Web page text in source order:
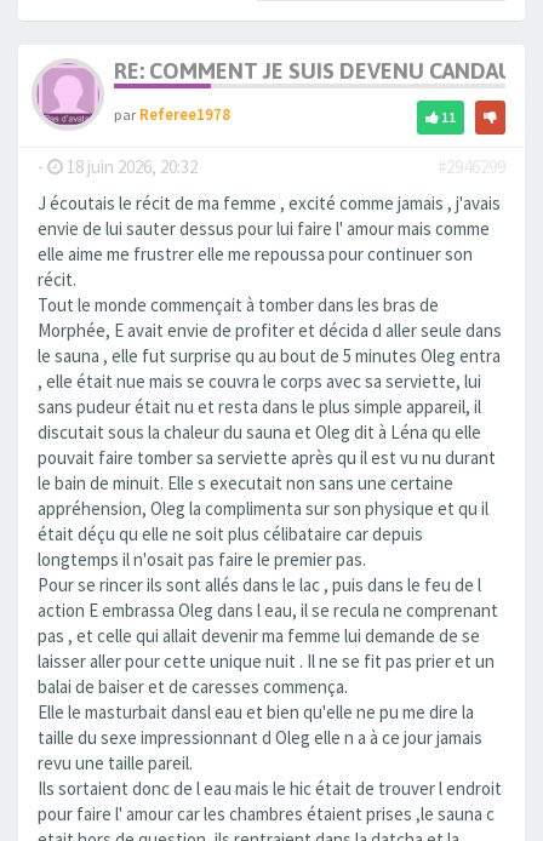
RE: COMMENT JE SUIS DEVENU
parReferee1978 11
- 18 juin 2026, 20:32
#2946299
J écoutais le récit de ma femme , excité comme jamais , j'avais
envie de lui sauter dessus pour lui faire l' amour mais comme
elle aime me frustrer elle me repoussa pour continuer son
récit.
Tout le monde commençait à tomber dans les bras de
Morphée, E avait envie de profiter et décida d aller seule dans
le sauna , elle fut surprise qu au bout de 5 minutes Oleg entra
, elle était nue mais se couvra le corps avec sa serviette, lui
sans pudeur était nu et resta dans le plus simple appareil, il
discutait sous la chaleur du sauna et Oleg dit à Léna qu elle
pouvait faire tomber sa serviette après qu il est vu nu durant
le bain de minuit. Elle s executait non sans une certaine
appréhension, Oleg la complimenta sur son physique et qu il
était déçu qu elle ne soit plus célibataire car depuis
longtemps il n'osait pas faire le premier pas.
Pour se rincer ils sont allés dans le lac , puis dans le feu de l
action E embrassa Oleg dans l eau, il se recula ne comprenant
pas , et celle qui allait devenir ma femme lui demande de se
laisser aller pour cette unique nuit . Il ne se fit pas prier et un
balai de baiser et de caresses commença.
Elle le masturbait dansl eau et bien qu'elle ne pu me dire la
taille du sexe impressionnant d Oleg elle n a à ce jour jamais
revu une taille pareil.
Ils sortaient donc de l eau mais le hic était de trouver l endroit
pour faire l' amour car les chambres étaient prises ,le sauna c